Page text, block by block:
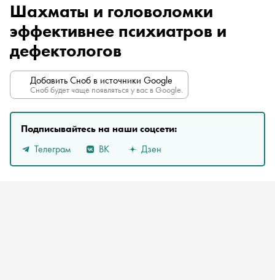
Шахматы и головоломки
эффективнее психиатров и
дефектологов
Добавить Сноб в источники Google
Сноб будет чаще появляться у вас в Google.
Подписывайтесь на наши соцсети:
Телеграм
ВК Дзен